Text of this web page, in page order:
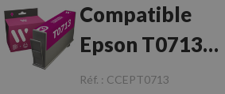
Compatible
Epson T0713
Magenta
Réf. : CCEPT0713